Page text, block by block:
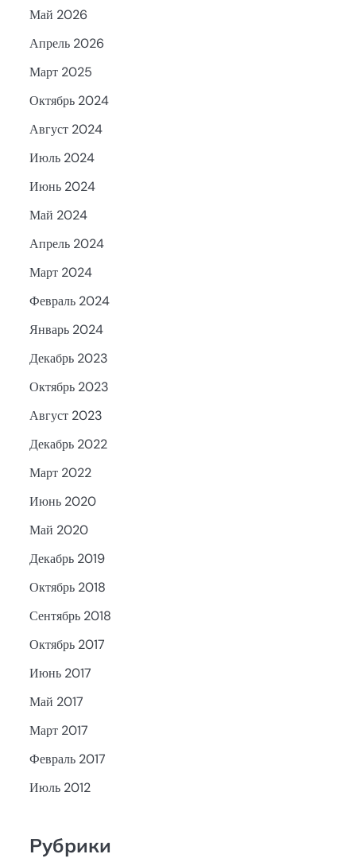
Май 2026
Апрель 2026
Март 2025
Октябрь 2024
Август 2024
Июль 2024
Июнь 2024
Май 2024
Апрель 2024
Март 2024
Февраль 2024
Январь 2024
Декабрь 2023
Октябрь 2023
Август 2023
Декабрь 2022
Март 2022
Июнь 2020
Май 2020
Декабрь 2019
Октябрь 2018
Сентябрь 2018
Октябрь 2017
Июнь 2017
Май 2017
Март 2017
Февраль 2017
Июль 2012
Рубрики